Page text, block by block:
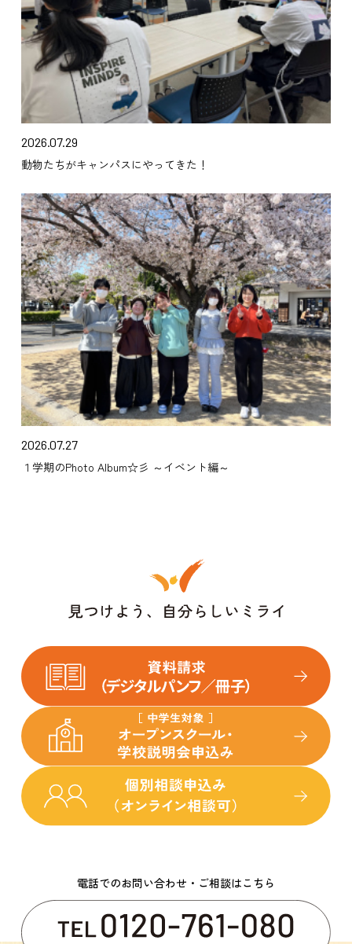
2026.07.29
動物たちがキャンパスにやってきた！
2026.07.27
１学期のPhoto Album☆彡 ～イベント編～
電話でのお問い合わせ・ご相談はこちら